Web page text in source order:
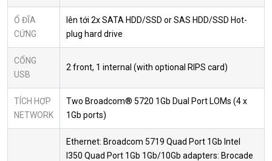
Ổ ĐĨA
CỨNG
lên tới 2x SATA HDD/SSD or SAS HDD/SSD Hot-
plug hard drive
CỔNG
USB
2 front, 1 internal (with optional RIPS card)
TÍCH HỢP
NETWORK
Two Broadcom® 5720 1Gb Dual Port LOMs (4 x
1Gb ports)
Ethernet: Broadcom 5719 Quad Port 1Gb Intel
I350 Quad Port 1Gb 1Gb/10Gb adapters: Brocade